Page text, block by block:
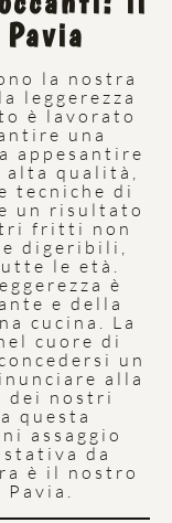
la nostra
leggerezza
è lavorato
una
appesantire
qualità,
tecniche di
un risultato
fritti non
digeribili,
le età.
è
e della
cucina. La
cuore di
un
alla
dei nostri
questa
assaggio
da
è il nostro